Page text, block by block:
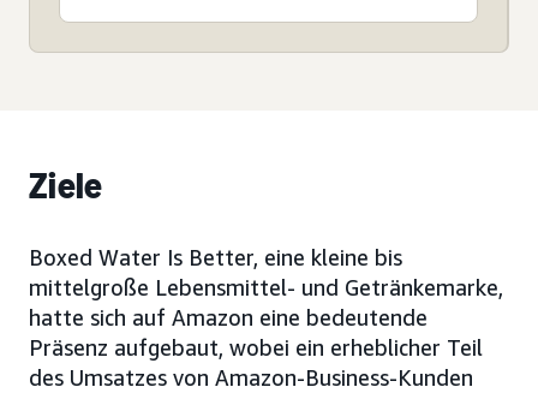
Ziele
Boxed Water Is Better, eine kleine bis
mittelgroße Lebensmittel- und Getränkemarke,
hatte sich auf Amazon eine bedeutende
Präsenz aufgebaut, wobei ein erheblicher Teil
des Umsatzes von Amazon-Business-Kunden